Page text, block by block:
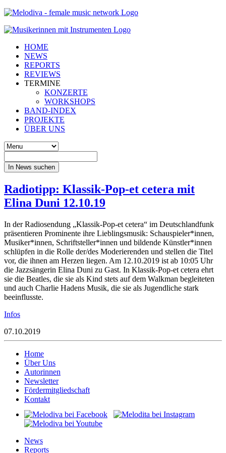
HOME
NEWS
REPORTS
REVIEWS
TERMINE
KONZERTE
WORKSHOPS
BAND-INDEX
PROJEKTE
ÜBER UNS
In News suchen
Radiotipp: Klassik-Pop-et cetera mit
Elina Duni 12.10.19
In der Radiosendung „Klassik-Pop-et cetera“ im Deutschlandfunk
präsentieren Prominente ihre Lieblingsmusik: Schauspieler*innen,
Musiker*innen, Schriftsteller*innen und bildende Künstler*innen
schlüpfen in die Rolle der/des Moderierenden und stellen die Titel
vor, die ihnen am Herzen liegen. Am 12.10.2019 ist ab 10:05 Uhr
die Jazzsängerin Elina Duni zu Gast. In Klassik-Pop-et cetera ehrt
sie die Beatles, die sie als Kind stets auf dem Walkman begleiteten
und auch Charlie Hadens Musik, die sie als Jugendliche stark
beeinflusste.
Infos
07.10.2019
Home
Über Uns
Autorinnen
Newsletter
Fördermitgliedschaft
Kontakt
News
Reports